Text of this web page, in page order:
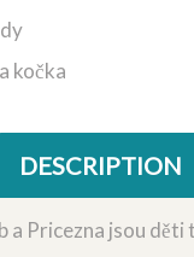
kočka
DESCRIPTION
a Pricezna jsou děti